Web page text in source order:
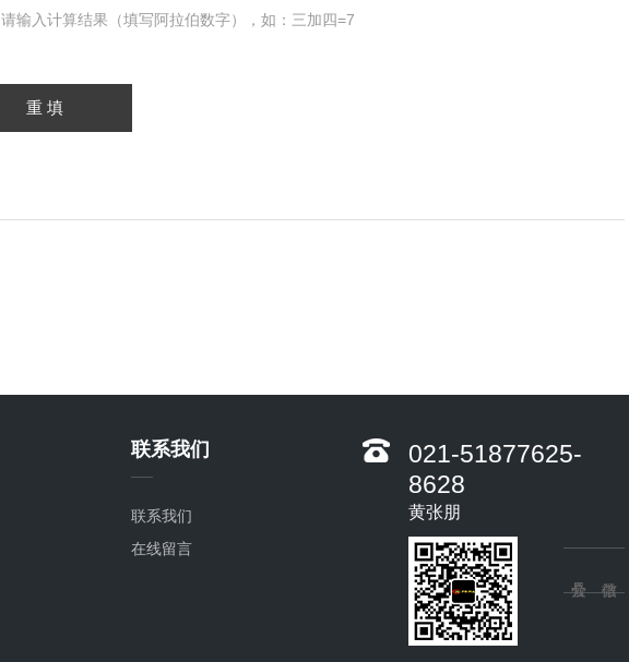
请输入计算结果（填写阿拉伯数字），如：三加四=7
联系我们
联系我们
在线留言
021-51877625-
8628
黄张朋